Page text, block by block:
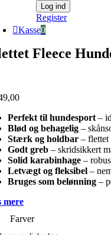
Register
Kasse0
Fleece
Perfekt til hundesport –
Blød og behagelig –
Stærk og holdbar – flettet
Godt greb – skridsikkert
Solid karabinhage –
Letvægt og fleksibel –
Bruges som belønning –
mere
Farver